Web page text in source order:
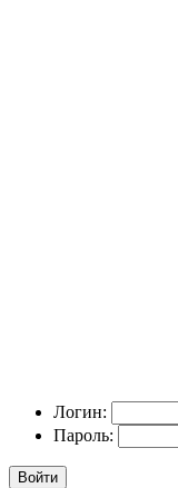
Логин:
Пароль:
Войти